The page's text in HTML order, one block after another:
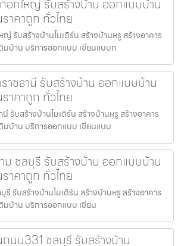
อกใหญ่ รับสร้างบ้าน ออกแบบบ้าน
าคาถูก ทั่วไทย
รับสร้างบ้านโมเดิร์น สร้างบ้านหรู สร้างอาคาร
มบ้าน บริการออกแบบ เขียนแบบก
าชธานี รับสร้างบ้าน ออกแบบบ้าน
าคาถูก ทั่วไทย
รับสร้างบ้านโมเดิร์น สร้างบ้านหรู สร้างอาคาร
มบ้าน บริการออกแบบ เขียนแบบ
ม ชลบุรี รับสร้างบ้าน ออกแบบบ้าน
าคาถูก ทั่วไทย
รี รับสร้างบ้านโมเดิร์น สร้างบ้านหรู สร้างอาคาร
มบ้าน บริการออกแบบ เขียน
ถนน331 ชลบุรี รับสร้างบ้าน